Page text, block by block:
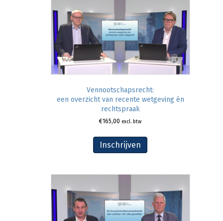
Vennootschapsrecht:
een overzicht van recente wetgeving én
rechtspraak
€165,00 excl. btw
Inschrijven